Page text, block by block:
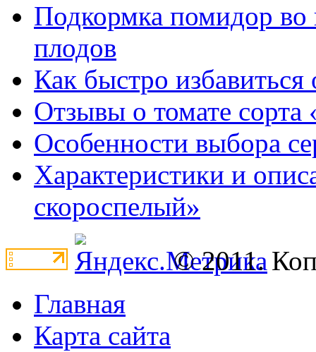
Подкормка помидор во
плодов
Как быстро избавиться
Отзывы о томате сорта
Особенности выбора
Характеристики и
скороспелый»
© 2011.
Главная
Карта сайта